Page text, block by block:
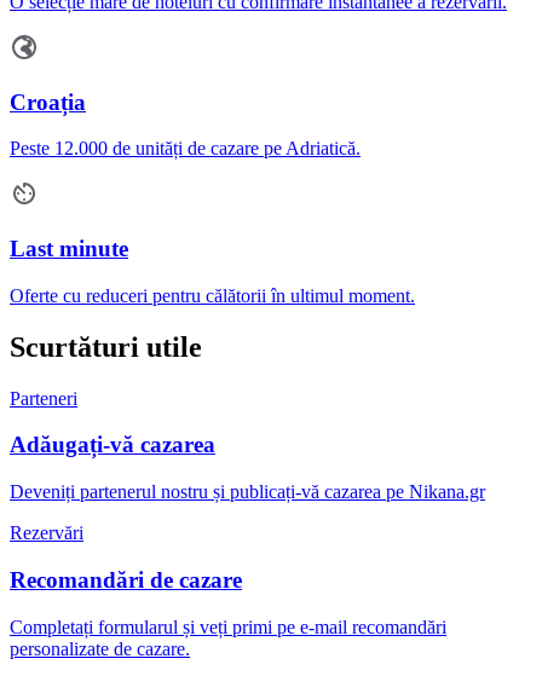
Croația
Peste 12.000 de unități de cazare pe Adriatică.
Last minute
Oferte cu reduceri pentru călătorii în ultimul moment.
Scurtături utile
Parteneri
Adăugați-vă cazarea
Deveniți partenerul nostru și publicați-vă cazarea pe Nikana.gr
Rezervări
Recomandări de cazare
Completați formularul și veți primi pe e-mail recomandări
personalizate de cazare.